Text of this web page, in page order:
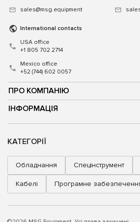
ПРО КОМПАНІЮ
ІНФОРМАЦІЯ
sales@msg.equipment
International contacts
USA office
+1 805 702 2714
Mexico office
+52 (744) 602 0057
КАТЕГОРІЇ
Обладнання Спецінструмент
Кабелі Програмне